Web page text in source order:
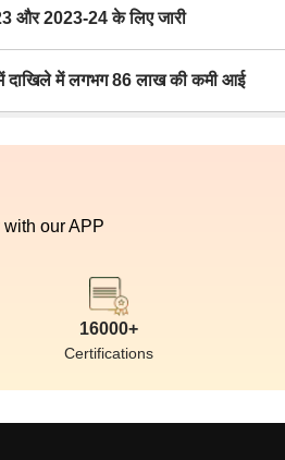
और 2023-24 के लिए जारी
में लगभग 86 लाख की कमी आई
our APP
16000+
Certifications